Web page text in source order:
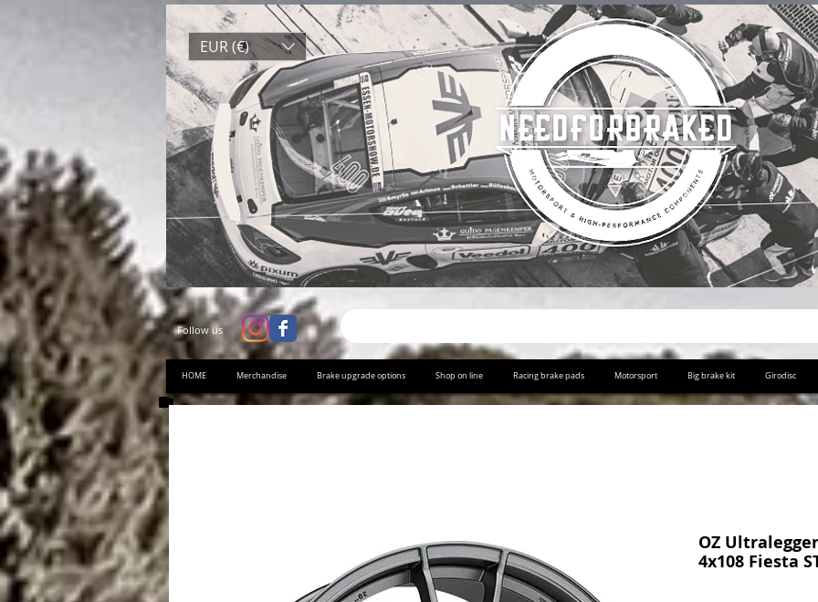
EUR (€)
Follow us
HOME Merchandise Brake upgrade options Shop on line Racing brake pads Motorsport Big brake kit Girodisc
OZ
4x108 Fiesta